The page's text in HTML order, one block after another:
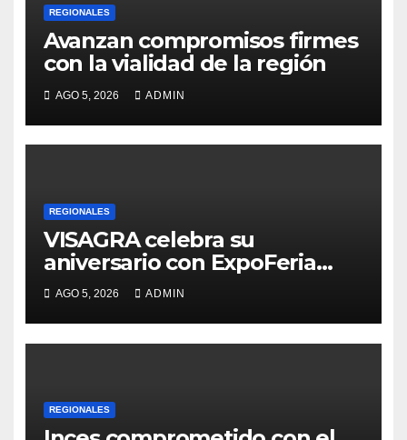
REGIONALES
Avanzan compromisos firmes
con la vialidad de la región
AGO 5, 2026 ADMIN
REGIONALES
VISAGRA celebra su
aniversario con ExpoFeria
Artesanal y Cultural
AGO 5, 2026 ADMIN
REGIONALES